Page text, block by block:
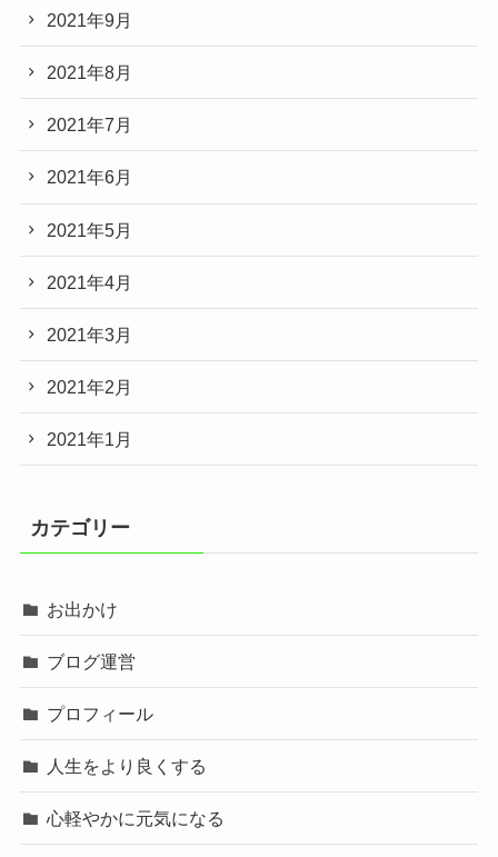
2021年9月
2021年8月
2021年7月
2021年6月
2021年5月
2021年4月
2021年3月
2021年2月
2021年1月
カテゴリー
お出かけ
ブログ運営
プロフィール
人生をより良くする
心軽やかに元気になる